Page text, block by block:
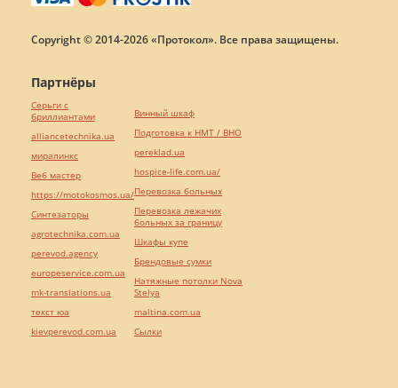
Copyright © 2014-2026 «Протокол». Все права защищены.
Партнёры
Серьги с
бриллиантами
alliancetechnika.ua
миралинкс
Веб мастер
https://motokosmos.ua/
Синтезаторы
agrotechnika.com.ua
perevod.agency
europeservice.com.ua
mk-translations.ua
текст юа
kievperevod.com.ua
Винный шкаф
Подготовка к НМТ / ВНО
pereklad.ua
hospice-life.com.ua/
Перевозка больных
Перевозка лежачих
больных за границу
Шкафы купе
Брендовые сумки
Натяжные потолки Nova
Stelya
maltina.com.ua
Cылки